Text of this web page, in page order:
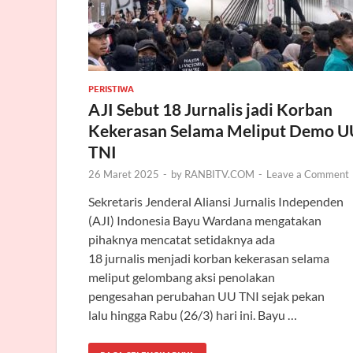
PERISTIWA
AJI Sebut 18 Jurnalis jadi Korban
Kekerasan Selama Meliput Demo
TNI
26 Maret 2025 - by RANBITV.COM - Leave a Comment
Sekretaris Jenderal Aliansi Jurnalis Independen
(AJI) Indonesia Bayu Wardana mengatakan
pihaknya mencatat setidaknya ada
18 jurnalis menjadi korban kekerasan selama
meliput gelombang aksi penolakan
pengesahan perubahan UU TNI sejak pekan
lalu hingga Rabu (26/3) hari ini. Bayu …